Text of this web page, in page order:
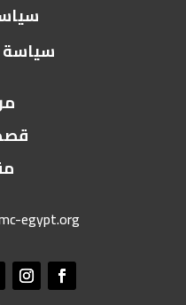
egypt.org